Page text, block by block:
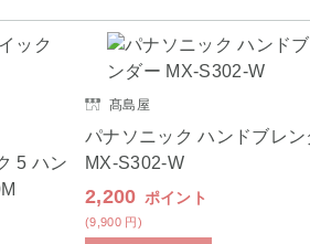
5 ハン
髙島屋
パナソニック ハンドブレン
MX-S302-W
2,200 ポイント
(9,900 円)